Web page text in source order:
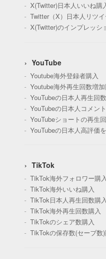
X(Twitter)日本人いいね購
Twitter（X）日本人リツ
X(Twitter)のインプレッシ
YouTube
Youtube海外登録者購入
Youtube海外再生回数増加
YouTubeの日本人再生回
YouTubeの日本人コメン
YouTubeショートの再生
YouTubeの日本人高評価
TikTok
TikTok海外フォロワー購入
TikTok海外いいね購入
TikTok日本人再生回数購入
TikTok海外再生回数購入
TikTokのシェア数購入
TikTokの保存数(セーブ数)